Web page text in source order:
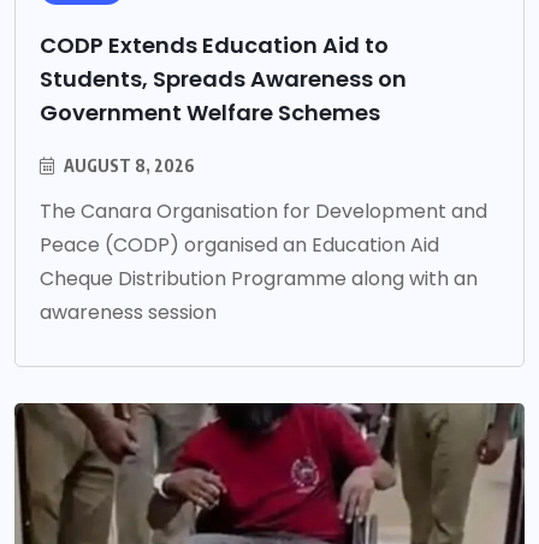
CODP Extends Education Aid to
Students, Spreads Awareness on
Government Welfare Schemes
AUGUST 8, 2026
The Canara Organisation for Development and
Peace (CODP) organised an Education Aid
Cheque Distribution Programme along with an
awareness session